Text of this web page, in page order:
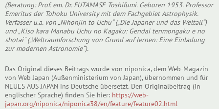
(Beratung: Prof. em. Dr. FUTAMASE Toshifumi. Geboren 1953. Professor
Emeritus der Tohoku University mit dem Fachgebiet Astrophysik.
Verfasser u.a. von „Nihonjin to Uchu“ („Die Japaner und das Weltall“)
und „Kiso kara Manabu Uchu no Kagaku: Gendai tenmongaku e no
shotai“ („Weltraumforschung von Grund auf lernen: Eine Einladung
zur modernen Astronomie“).
Das Original dieses Beitrags wurde von niponica, dem Web-Magazin
von Web Japan (Außenministerium von Japan), übernommen und für
NEUES AUS JAPAN ins Deutsche übersetzt. Den Originalbeitrag (in
englischer Sprache) finden Sie hier: https://web-
japan.org/niponica/niponica38/en/feature/feature02.html